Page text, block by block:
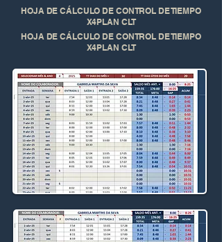
HOJA DE CÁLCULO DE CONTROL DE TIEMPO
X4PLAN CLT
HOJA DE CÁLCULO DE CONTROL DE TIEMPO
X4PLAN CLT